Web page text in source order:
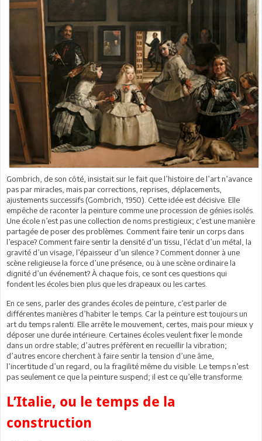
Gombrich, de son côté, insistait sur le fait que l’histoire de l’art n’avance
pas par miracles, mais par corrections, reprises, déplacements,
ajustements successifs (Gombrich, 1950). Cette idée est décisive. Elle
empêche de raconter la peinture comme une procession de génies isolés.
Une école n’est pas une collection de noms prestigieux; c’est une manière
partagée de poser des problèmes. Comment faire tenir un corps dans
l’espace? Comment faire sentir la densité d’un tissu, l’éclat d’un métal, la
gravité d’un visage, l’épaisseur d’un silence ? Comment donner à une
scène religieuse la force d’une présence, ou à une scène ordinaire la
dignité d’un événement? À chaque fois, ce sont ces questions qui
fondent les écoles bien plus que les drapeaux ou les cartes.
En ce sens, parler des grandes écoles de peinture, c’est parler de
différentes manières d’habiter le temps. Car la peinture est toujours un
art du temps ralenti. Elle arrête le mouvement, certes, mais pour mieux y
déposer une durée intérieure. Certaines écoles veulent fixer le monde
dans un ordre stable; d’autres préfèrent en recueillir la vibration;
d’autres encore cherchent à faire sentir la tension d’une âme,
l’incertitude d’un regard, ou la fragilité même du visible. Le temps n’est
pas seulement ce que la peinture suspend; il est ce qu’elle transforme.
L’Italie, ou le temps de la
construction